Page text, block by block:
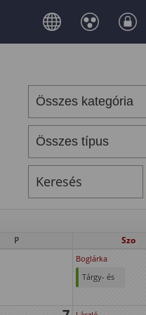
P Szo
Boglárka
Tárgy- és
időszak